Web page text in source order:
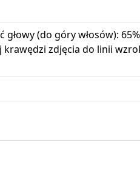
głowy (do góry włosów):
krawędzi zdjęcia do linii